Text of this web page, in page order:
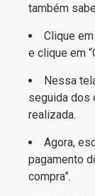
também
Clique
e clique em
Nessa
seguida dos
realizada.
Agora,
pagamento
compra”.